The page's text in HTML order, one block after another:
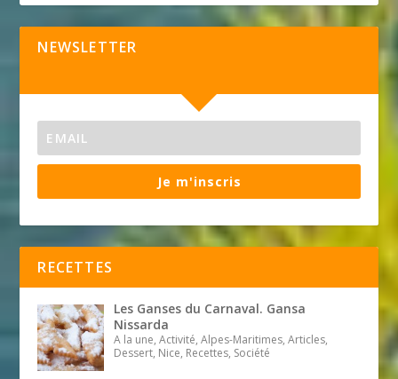
NEWSLETTER
Je m'inscris
RECETTES
Les Ganses du Carnaval. Gansa
Nissarda
A la une, Activité, Alpes-Maritimes, Articles,
Dessert, Nice, Recettes, Société